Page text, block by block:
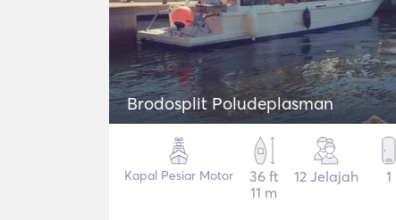
Brodosplit Poludeplasman
Kapal Pesiar Motor
36 ft
11 m
12 Jelajah 1